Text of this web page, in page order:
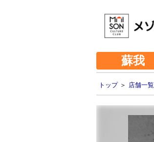
蘇我
トップ＞ 店舗一覧